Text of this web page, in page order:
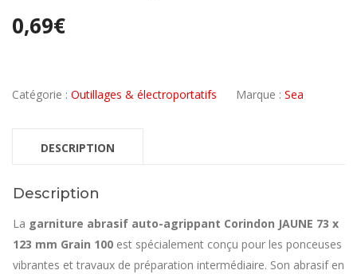
0,69€
Catégorie : Outillages & électroportatifs Marque : Sea
DESCRIPTION
Description
La garniture abrasif auto-agrippant Corindon JAUNE 73 x
123 mm Grain 100 est spécialement conçu pour les ponceuses
vibrantes et travaux de préparation intermédiaire. Son abrasif en